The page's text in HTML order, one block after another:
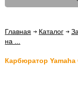
Главная Каталог
на ...
Карбюратор Yamaha